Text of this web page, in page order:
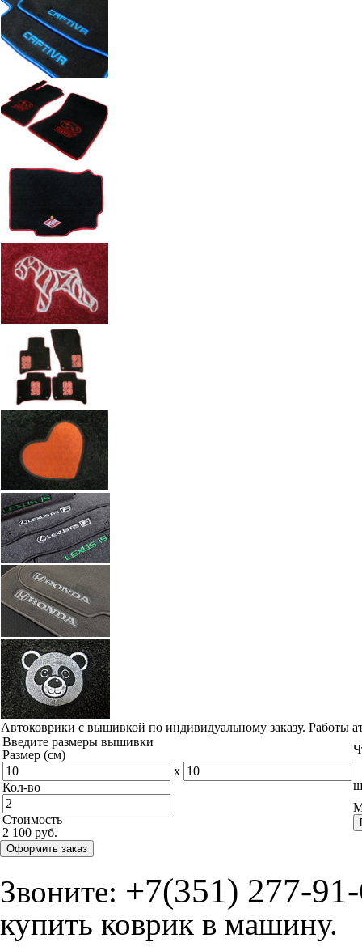
Автоковрики с вышивкой по индивидуальному заказу. Работы
Введите размеры вышивки
Размер (см)
x
Кол-во
Стоимость
2 100 руб.
Оформить заказ
Звоните: +7(351) 277-
купить коврик в машину.